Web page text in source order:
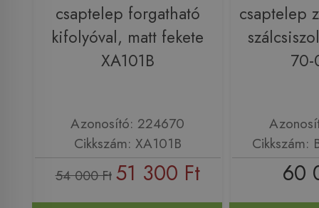
csaptelep forgatható
kifolyóval, matt fekete
XA101B
Azonosító: 224670
Cikkszám: XA101B
54 000 Ft 51 300 Ft
csaptelep
Cikkszám:
60